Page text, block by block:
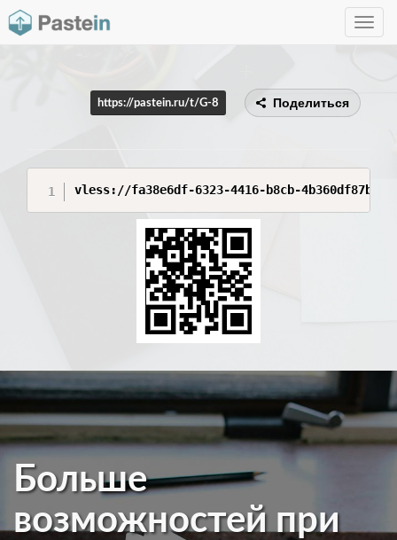
Toggle
https://pastein.ru/t/G-8 Поделиться
vless://fa38e6df-6323-4416-b8cb-
Больше
возможностей при